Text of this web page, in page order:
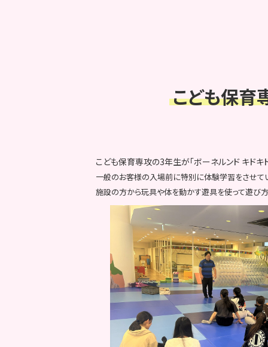
こども保
こども保育専攻の3年生が「ボーネルンド キド
一般のお客様の入場前に特別に体験学習をさせて
施設の方から玩具や体を動かす遊具を使って遊び